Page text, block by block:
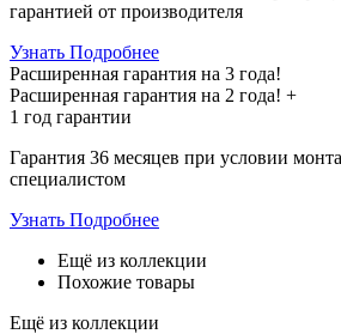
гарантией от производителя
Узнать Подробнее
Расширенная гарантия на 3 года!
Расширенная гарантия на 2 года! +
1 год гарантии
Гарантия 36 месяцев при условии
специалистом
Узнать Подробнее
Ещё из коллекции
Похожие товары
Ещё из коллекции